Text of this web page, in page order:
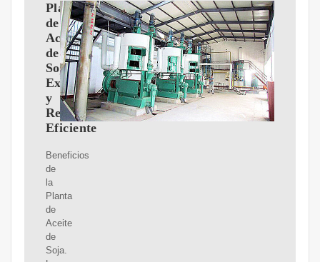
Planta
de
Aceite
de
Soja:
Extracción
y
Refinación
Eficiente
Beneficios
de
la
Planta
de
Aceite
de
Soja.